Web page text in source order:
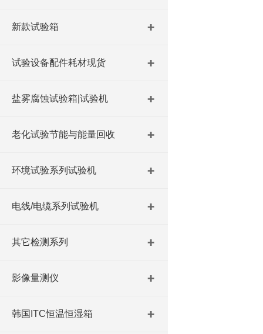
新款试验箱
试验设备配件耗材现货
盐雾腐蚀试验箱|试验机
老化试验节能与能量回收
环境试验系列试验机
电线/电缆系列试验机
其它检测系列
影像量测仪
韩国ITC恒温恒湿箱